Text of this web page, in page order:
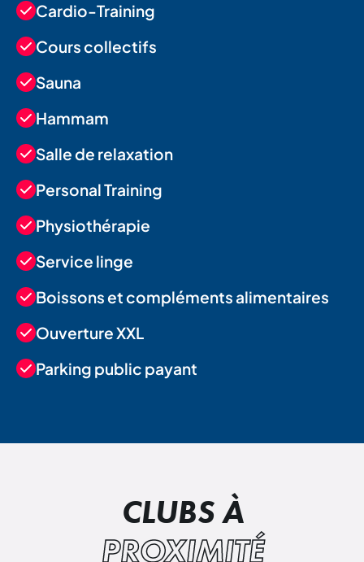
Cardio-Training
Cours collectifs
Sauna
Hammam
Salle de relaxation
Personal Training
Physiothérapie
Service linge
Boissons et compléments alimentaires
Ouverture XXL
Parking public payant
CLUBS À
PROXIMITÉ